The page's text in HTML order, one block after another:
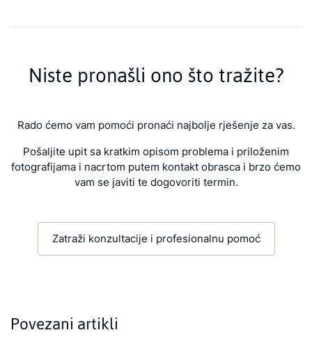
Niste pronašli ono što tražite?
Rado ćemo vam pomoći pronaći najbolje rješenje za vas.
Pošaljite upit sa kratkim opisom problema i priloženim
fotografijama i nacrtom putem kontakt obrasca i brzo ćemo
vam se javiti te dogovoriti termin.
Zatraži konzultacije i profesionalnu pomoć
Povezani artikli